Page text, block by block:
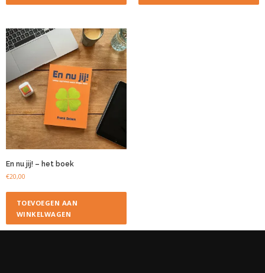
En nu jij! – het boek
€20,00
TOEVOEGEN AAN
WINKELWAGEN